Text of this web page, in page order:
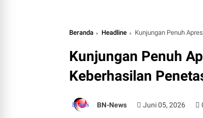
Beranda Headline Kunjungan Penuh
Kunjungan Penuh
Keberhasilan
BN-News Juni 05, 2026